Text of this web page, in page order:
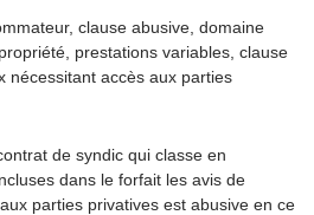
clause abusive, domaine
prestations variables, clause
nécessitant accès aux parties
de syndic qui classe en
dans le forfait les avis de
parties privatives est abusive en ce